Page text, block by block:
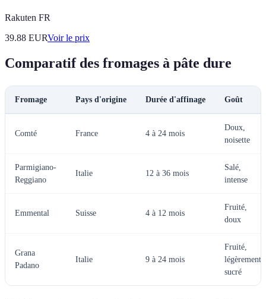
Rakuten FR
39.88 EURVoir le prix
Comparatif des fromages à pâte dure
Fromage Pays d'origine Durée d'affinage Goût
Comté France 4 à 24 mois
Doux,
noisette
Parmigiano-
Reggiano
Italie 12 à 36 mois
Salé,
intense
Emmental Suisse 4 à 12 mois
Fruité,
doux
Grana
Padano
Italie 9 à 24 mois
Fruité,
légèrement
sucré